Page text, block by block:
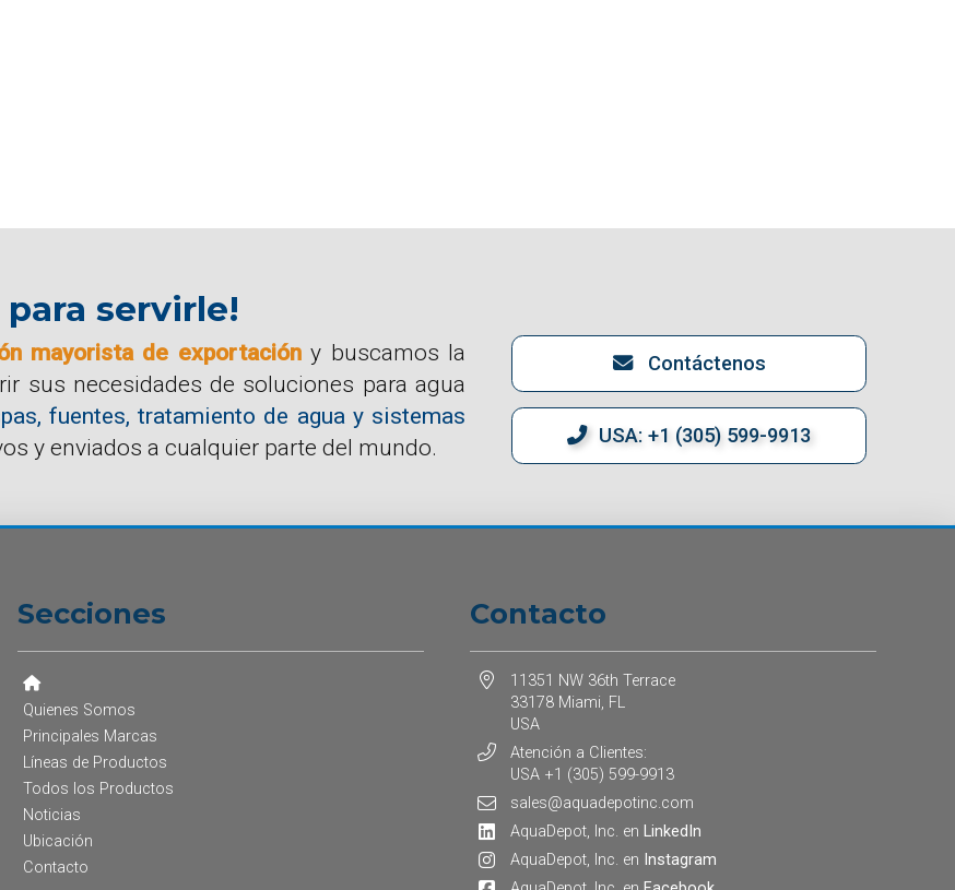
servirle!
mayorista de exportacióny buscamos la
sus necesidades de soluciones para agua
fuentes, tratamiento de agua y sistemas
y enviados a cualquier parte del mundo.
Contáctenos
USA: +1 (305) 599-9913
Secciones
Quienes Somos
Principales Marcas
Líneas de Productos
Todos los Productos
Noticias
Ubicación
Contacto
Contacto
11351 NW 36th Terrace
33178 Miami, FL
USA
Atención a Clientes:
USA +1 (305) 599-9913
sales@aquadepotinc.com
AquaDepot, Inc. en LinkedIn
AquaDepot, Inc. en Instagram